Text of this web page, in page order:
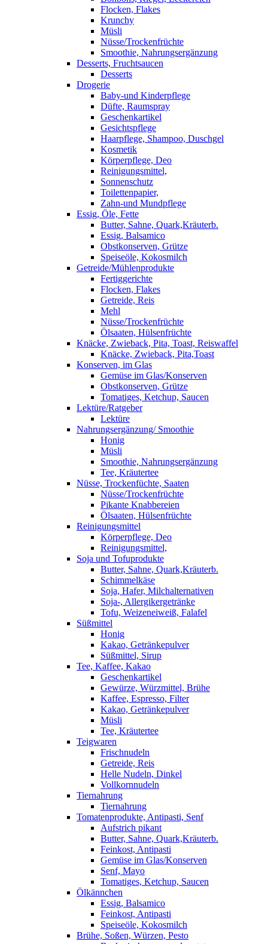
Flocken, Flakes
Krunchy
Müsli
Nüsse/Trockenfrüchte
Smoothie, Nahrungsergänzung
Desserts, Fruchtsaucen
Desserts
Drogerie
Baby-und Kinderpflege
Düfte, Raumspray
Geschenkartikel
Gesichtspflege
Haarpflege, Shampoo, Duschgel
Kosmetik
Körperpflege, Deo
Reinigungsmittel,
Sonnenschutz
Toilettenpapier,
Zahn-und Mundpflege
Essig, Öle, Fette
Butter, Sahne, Quark,Kräuterb.
Essig, Balsamico
Obstkonserven, Grütze
Speiseöle, Kokosmilch
Getreide/Mühlenprodukte
Fertiggerichte
Flocken, Flakes
Getreide, Reis
Mehl
Nüsse/Trockenfrüchte
Ölsaaten, Hülsenfrüchte
Knäcke, Zwieback, Pita, Toast, Reiswaffel
Knäcke, Zwieback, Pita,Toast
Konserven, im Glas
Gemüse im Glas/Konserven
Obstkonserven, Grütze
Tomatiges, Ketchup, Saucen
Lektüre/Ratgeber
Lektüre
Nahrungsergänzung/ Smoothie
Honig
Müsli
Smoothie, Nahrungsergänzung
Tee, Kräutertee
Nüsse, Trockenfüchte, Saaten
Nüsse/Trockenfrüchte
Pikante Knabbereien
Ölsaaten, Hülsenfrüchte
Reinigungsmittel
Körperpflege, Deo
Reinigungsmittel,
Soja und Tofuprodukte
Butter, Sahne, Quark,Kräuterb.
Schimmelkäse
Soja, Hafer, Milchalternativen
Soja-, Allergikergetränke
Tofu, Weizeneiweiß, Falafel
Süßmittel
Honig
Kakao, Getränkepulver
Süßmittel, Sirup
Tee, Kaffee, Kakao
Geschenkartikel
Gewürze, Würzmittel, Brühe
Kaffee, Espresso, Filter
Kakao, Getränkepulver
Müsli
Tee, Kräutertee
Teigwaren
Frischnudeln
Getreide, Reis
Helle Nudeln, Dinkel
Vollkornnudeln
Tiernahrung
Tiernahrung
Tomatenprodukte, Antipasti, Senf
Aufstrich pikant
Butter, Sahne, Quark,Kräuterb.
Feinkost, Antipasti
Gemüse im Glas/Konserven
Senf, Mayo
Tomatiges, Ketchup, Saucen
Ölkännchen
Essig, Balsamico
Feinkost, Antipasti
Speiseöle, Kokosmilch
Brühe, Soßen, Würzen, Pesto